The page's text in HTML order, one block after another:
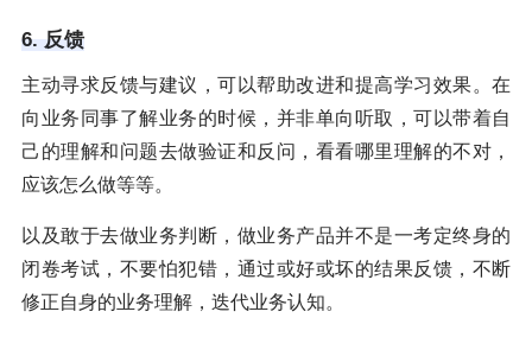
6. 反馈
主动寻求反馈与建议，可以帮助改进和提高学习效果。在
向业务同事了解业务的时候，并非单向听取，可以带着自
己的理解和问题去做验证和反问，看看哪里理解的不对，
应该怎么做等等。
以及敢于去做业务判断，做业务产品并不是一考定终身的
闭卷考试，不要怕犯错，通过或好或坏的结果反馈，不断
修正自身的业务理解，迭代业务认知。